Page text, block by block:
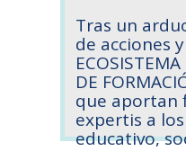
Tras un
de acciones
DE
que aportan
expertis a
educativo,